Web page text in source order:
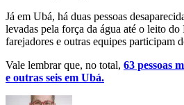
Já em Ubá, há duas pessoas
levadas pela força da água até o leito
farejadores e outras equipes participam
Vale lembrar que, no total, 63 pessoas
e outras seis em Ubá.